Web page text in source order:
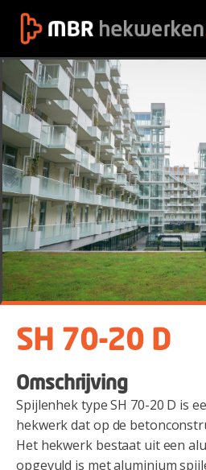
SH 70-20 D
Omschrijving
Spijlenhek type SH 70-20 D is
hekwerk dat op de
Het hekwerk bestaat uit een
opgevuld is met aluminium